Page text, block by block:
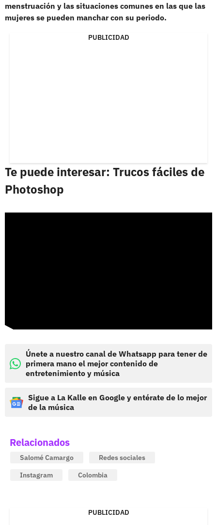
menstruación y las situaciones comunes en las que las
mujeres se pueden manchar con su periodo.
PUBLICIDAD
Te puede interesar: Trucos fáciles de
Photoshop
Únete a nuestro canal de Whatsapp para tener de
primera mano el mejor contenido de
entretenimiento y música
Sigue a La Kalle en Google y entérate de lo mejor
de la música
Relacionados
Salomé Camargo
Redes sociales
Instagram
Colombia
PUBLICIDAD